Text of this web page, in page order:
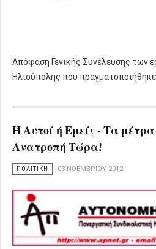
Απόφαση Γενικής Συνέλευσης των
Ηλιούπολης που
Ή Αυτοί ή Εμείς - Τα
Ανατροπή Τώρα!
ΠΟΛΙΤΙΚΗ 03 ΝΟΕΜΒΡΊΟΥ 2012